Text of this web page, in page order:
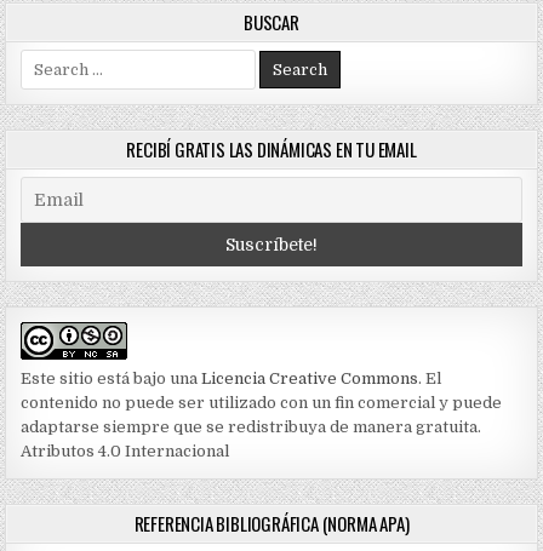
BUSCAR
for:
RECIBÍ GRATIS LAS DINÁMICAS EN TU EMAIL
Este sitio está bajo unaLicencia Creative Commons. El
contenido no puede ser utilizado con un fin comercial y puede
adaptarse siempre que se redistribuya de manera gratuita.
Atributos 4.0 Internacional
REFERENCIA BIBLIOGRÁFICA (NORMA APA)